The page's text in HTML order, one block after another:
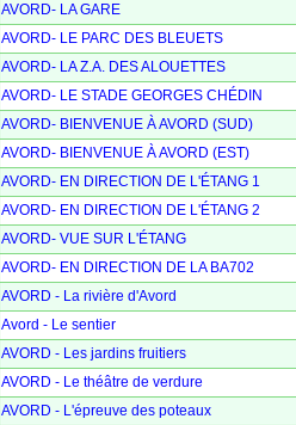
AVORD- LA GARE
AVORD- LE PARC DES BLEUETS
AVORD- LA Z.A. DES ALOUETTES
AVORD- LE STADE GEORGES CHÉDIN
AVORD- BIENVENUE À AVORD (SUD)
AVORD- BIENVENUE À AVORD (EST)
AVORD- EN DIRECTION DE L'ÉTANG 1
AVORD- EN DIRECTION DE L'ÉTANG 2
AVORD- VUE SUR L'ÉTANG
AVORD- EN DIRECTION DE LA BA702
AVORD - La rivière d'Avord
Avord - Le sentier
AVORD - Les jardins fruitiers
AVORD - Le théâtre de verdure
AVORD - L'épreuve des poteaux